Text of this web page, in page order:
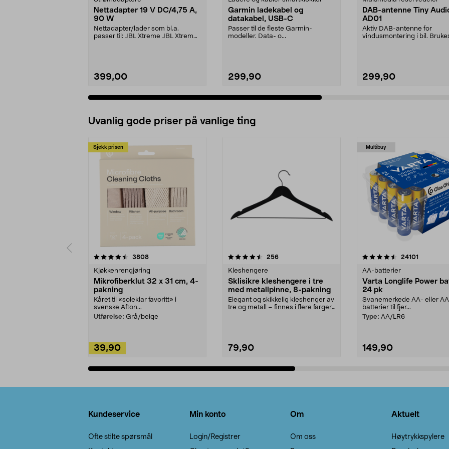
Nettadapter 19 V DC/4,75 A,
90 W
Nettadapter/lader som bl.a.
passer til: JBL Xtreme JBL Xtreme
399,00
Garmin ladekabel og
datakabel, USB-C
Passer til de fleste Garmin-
modeller. Data- o...
299,90
DAB-antenne Tiny
AD01
Aktiv DAB-antenne for
vindusmontering i bil.
299,90
Uvanlig gode priser på vanlige ting
Sjekk prisen
3808anmeldelser
Kjøkkenrengjøring
Mikrofiberklut 32 x 31 cm, 4-
pakning
Kåret til «soleklar favoritt» i
svenske Afton...
Utførelse: Grå/beige
39,90
4.5av 5 stjerner 256anmeldelser
Kleshengere
Sklisikre kleshengere i tre
med metallpinne, 8-pakning
Elegant og skikkelig kleshenger av
tre og metall – finnes i flere farger.
79,90
Multibuy
4.5av 5 stjerner 24101
AA-batterier
Varta Longlife Power
24 pk
Svanemerkede AA- eller
batterier til fjer...
Type: AA/LR6
149,90
4.5av 5 stjerner
Kundeservice
Ofte stilte spørsmål
Min konto
Login/Registrer
Om
Om oss
Aktuelt
Høytrykkspylere